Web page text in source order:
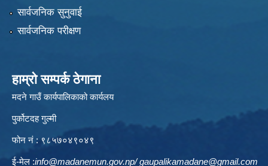
सार्वजनिक सुनुवाई
सार्वजनिक परीक्षण
हाम्रो सम्पर्क ठेगाना
मदने गाउँ कार्यपालिकाको कार्यलय
पुर्कोटदह गुल्मी
फोन नं : ९८५७०४९०४९
ई-मेल :info@madanemun.gov.np/gaupalikamadane@gmail.com